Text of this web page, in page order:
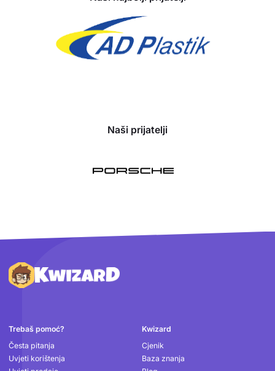
Naši prijatelji
Podnožje
Trebaš pomoć?
Česta pitanja
Uvjeti korištenja
Kwizard
Cjenik
Baza znanja